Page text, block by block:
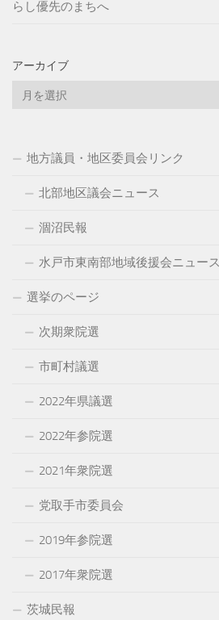
らし優先のまちへ
アーカイブ
地方議員・地区委員会リンク
北部地区議会ニュース
涸沼民報
水戸市東南部地域後援会ニュース
選挙のページ
次期衆院選
市町村議選
2022年県議選
2022年参院選
2021年衆院選
党取手市委員会
2019年参院選
2017年衆院選
茨城民報